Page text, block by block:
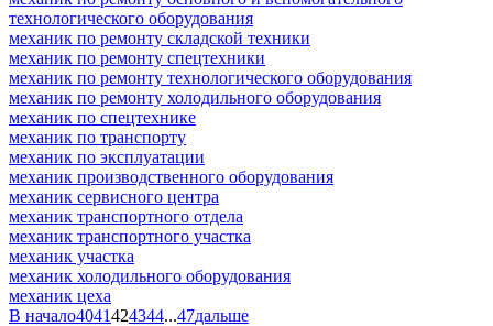
технологического оборудования
механик по ремонту складской техники
механик по ремонту спецтехники
механик по ремонту технологического оборудования
механик по ремонту холодильного оборудования
механик по спецтехнике
механик по транспорту
механик по эксплуатации
механик производственного оборудования
механик сервисного центра
механик транспортного отдела
механик транспортного участка
механик участка
механик холодильного оборудования
механик цеха
В начало4041424344...47дальше